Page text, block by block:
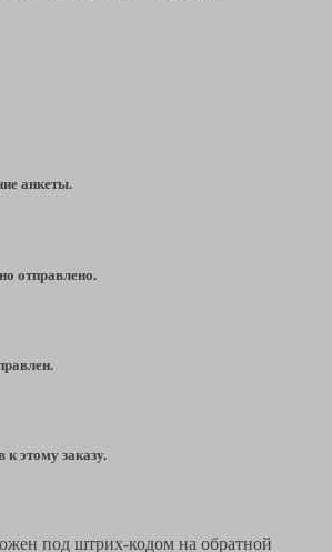
анкеты.
отправлено.
этому заказу.
под штрих-кодом на обратной